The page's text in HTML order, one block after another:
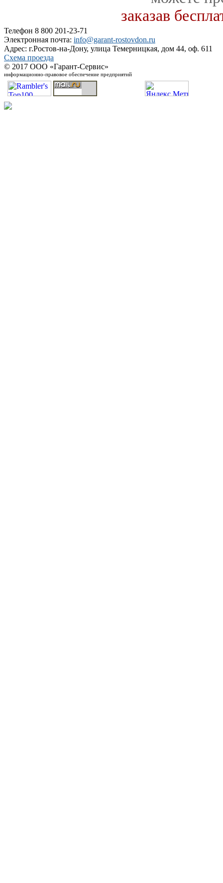
заказав
Телефон 8 800 201-23-71
Электронная почта: info@garant-rostovdon.ru
Адрес: г.Ростов-на-Дону, улица Темерницкая, дом 44, оф. 611
Схема проезда
© 2017 ООО «Гарант-Сервис»
информационно-правовое обеспечение предприятий